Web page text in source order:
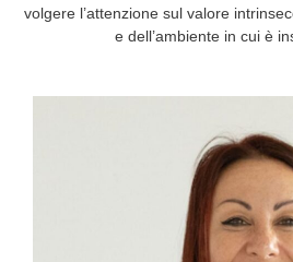
volgere l’attenzione sul valore
e dell’ambiente in cui è